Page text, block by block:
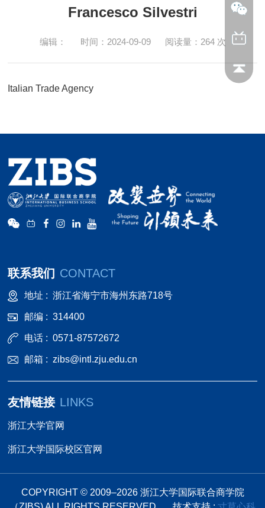
Francesco Silvestri
编辑： 时间：2024-09-09 阅读量： 264 次
Italian Trade Agency
联系我们 CONTACT
地址 :浙江省海宁市海州东路718号
邮编 :314400
电话 :0571-87572672
邮箱 :zibs@intl.zju.edu.cn
友情链接 LINKS
浙江大学官网
浙江大学国际校区官网
COPYRIGHT © 2009–2026浙江大学国际联合商学院